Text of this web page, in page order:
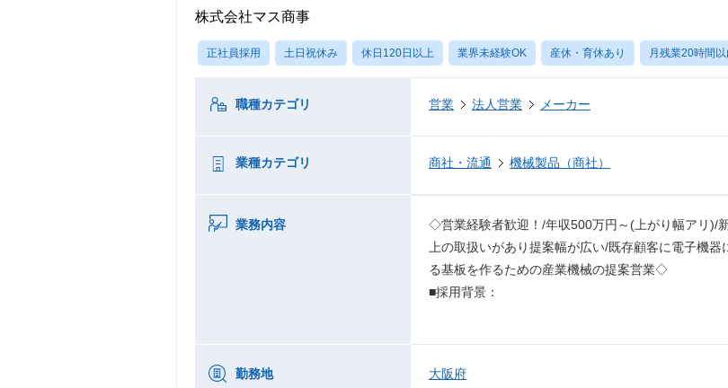
株式会社マス商事
正社員採用 土日祝休み 休日120日以上 業界未経験OK 産休・育休あり 月残業20時間以
職種カテゴリ 営業 法人営業 メーカー
業種カテゴリ 商社・流通 機械製品（商社）
業務内容
◇営業経験者歓迎！/年収500万円～(上がり幅アリ)/
上の取扱いがあり提案幅が広い/既存顧客に電子機器
る基板を作るための産業機械の提案営業◇
■採用背景：
勤務地 大阪府